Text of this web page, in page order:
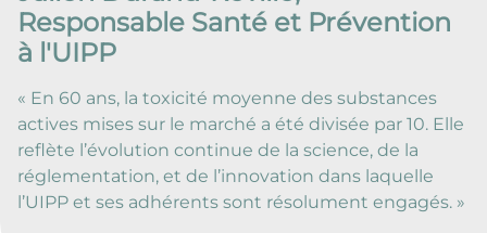
Responsable Santé et Prévention
à l'UIPP
« En 60 ans, la toxicité moyenne des substances
actives mises sur le marché a été divisée par 10. Elle
reflète l’évolution continue de la science, de la
réglementation, et de l’innovation dans laquelle
l’UIPP et ses adhérents sont résolument engagés. »